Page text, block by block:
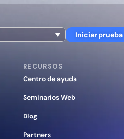
Iniciar prueba
RECURSOS
Centro de ayuda
Seminarios Web
Blog
Partners